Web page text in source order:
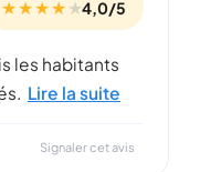
★ ★ ★ ★★4,0/5
les habitants
Lire la suite
Signaler cet avis